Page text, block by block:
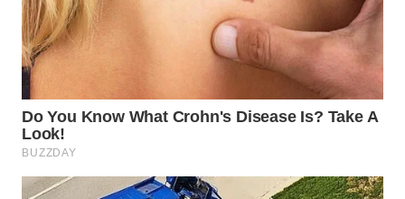
WN
SAMOSIR
PADANG
LAWAS
SUMEDANG